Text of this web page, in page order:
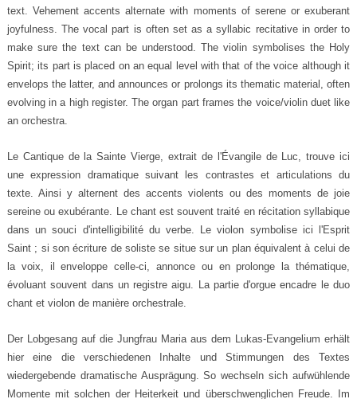
text. Vehement accents alternate with moments of serene or exuberant
joyfulness. The vocal part is often set as a syllabic recitative in order to
make sure the text can be understood. The violin symbolises the Holy
Spirit; its part is placed on an equal level with that of the voice although it
envelops the latter, and announces or prolongs its thematic material, often
evolving in a high register. The organ part frames the voice/violin duet like
an orchestra.
Le Cantique de la Sainte Vierge, extrait de l'Évangile de Luc, trouve ici
une expression dramatique suivant les contrastes et articulations du
texte. Ainsi y alternent des accents violents ou des moments de joie
sereine ou exubérante. Le chant est souvent traité en récitation syllabique
dans un souci d'intelligibilité du verbe. Le violon symbolise ici l'Esprit
Saint ; si son écriture de soliste se situe sur un plan équivalent à celui de
la voix, il enveloppe celle-ci, annonce ou en prolonge la thématique,
évoluant souvent dans un registre aigu. La partie d'orgue encadre le duo
chant et violon de manière orchestrale.
Der Lobgesang auf die Jungfrau Maria aus dem Lukas-Evangelium erhält
hier eine die verschiedenen Inhalte und Stimmungen des Textes
wiedergebende dramatische Ausprägung. So wechseln sich aufwühlende
Momente mit solchen der Heiterkeit und überschwenglichen Freude. Im